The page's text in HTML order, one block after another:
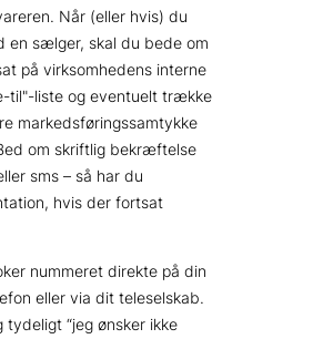
Når (eller hvis) du
en sælger, skal du bede om
på virksomhedens interne
til -liste og eventuelt trække
markedsføringssamtykke
om skriftlig bekræftelse
sms – så har du
hvis der fortsat
nummeret direkte på din
eller via dit teleselskab.
tydeligt “jeg ønsker ikke